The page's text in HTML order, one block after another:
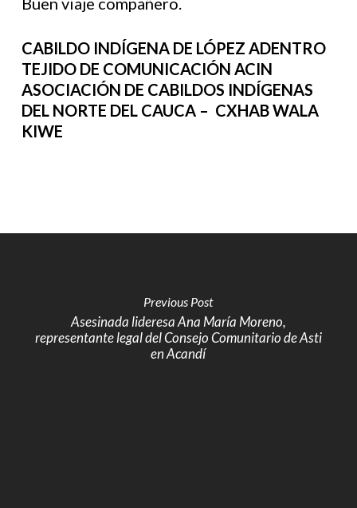
CABILDO INDÍGENA DE LÓPEZ ADENTRO
TEJIDO DE COMUNICACIÓN ACIN
ASOCIACIÓN DE CABILDOS INDÍGENAS
DEL NORTE DEL CAUCA – CXHAB WALA
KIWE
Previous Post
Asesinada lideresa Ana María Moreno,
representante legal del Consejo Comunitario de Asti
en Acandí